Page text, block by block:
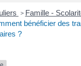
> Famille -
bénéficier des
?